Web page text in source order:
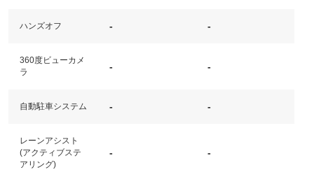
ハンズオフ - -
360度ビューカメ
ラ
- -
自動駐車システム - -
レーンアシスト
(アクティブステ
アリング)
- -